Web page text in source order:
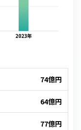
2023年
74億円
64億円
77億円